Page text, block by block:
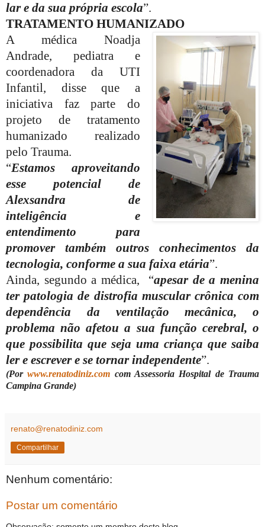
lar e da sua própria escola”.
TRATAMENTO HUMANIZADO
A médica Noadja
Andrade, pediatra e
coordenadora da UTI
Infantil, disse que a
iniciativa faz parte do
projeto de tratamento
humanizado realizado
pelo Trauma.
“Estamos aproveitando
esse potencial de
Alexsandra de
inteligência e
entendimento para
promover também outros conhecimentos da
tecnologia, conforme a sua faixa etária”.
Ainda, segundo a médica,
“apesar de a menina
ter patologia de distrofia muscular crônica com
dependência da ventilação mecânica, o
problema não afetou a sua função cerebral, o
que possibilita que seja uma criança que saiba
ler e escrever e se tornar independente”.
(Porwww.renatodiniz.com com Assessoria Hospital de Trauma
Campina Grande)
renato@renatodiniz.com
Compartilhar
Nenhum comentário:
Postar um comentário